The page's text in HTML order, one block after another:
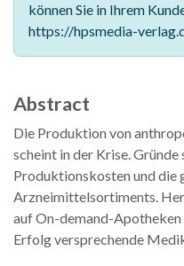
können Sie in Ihrem
https://hpsmedia-
Abstract
Die Produktion von
scheint in der Krise. Gründe
Produktionskosten und die
Arzneimittelsortiments.
auf On-demand-
Erfolg versprechende